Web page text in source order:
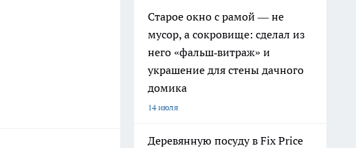
Старое окно с рамой — не
мусор, а сокровище: сделал из
него «фальш‑витраж» и
украшение для стены дачного
домика
14 июля
Деревянную посуду в Fix Price